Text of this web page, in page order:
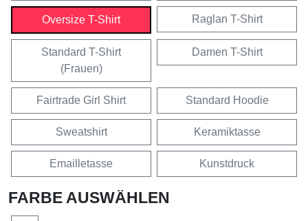
Oversize T-Shirt Raglan T-Shirt
Standard T-Shirt
(Frauen)
Damen T-Shirt
Fairtrade Girl Shirt Standard Hoodie
Sweatshirt Keramiktasse
Emailletasse Kunstdruck
FARBE AUSWÄHLEN